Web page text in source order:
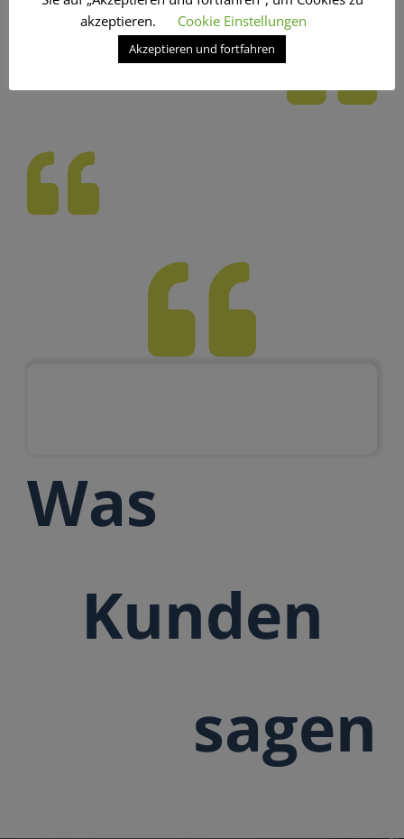
Was
Kunden
sagen
akzeptieren.
Cookie Einstellungen
Akzeptieren und fortfahren